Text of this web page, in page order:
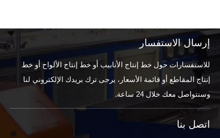
إرسال الاستفسار
للاستفسارات حول خط إنتاج الأنابيب أو خط إنتاج الألواح أو خط
إنتاج المقاطع أو قائمة الأسعار، يرجى ترك بريدك الإلكتروني لنا
وسنتواصل معك خلال 24 ساعة.
اتصل بنا